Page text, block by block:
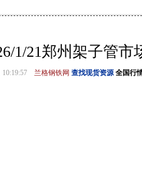
1/21郑州架子管市
兰格钢铁网 查找现货资源 全国行